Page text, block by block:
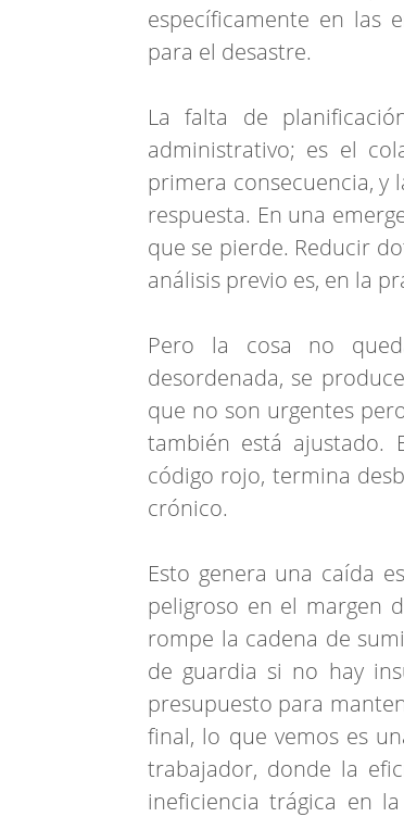
específicamente en las
para el desastre.
La falta de
administrativo; es el
primera consecuencia, y
respuesta. En una
que se pierde. Reducir
análisis previo es, en la
Pero la cosa no
desordenada, se
que no son urgentes
también está ajustado.
código rojo, termina
crónico.
Esto genera una caída
peligroso en el margen
rompe la cadena de
de guardia si no hay
presupuesto para
final, lo que vemos es
trabajador, donde la
ineficiencia trágica en